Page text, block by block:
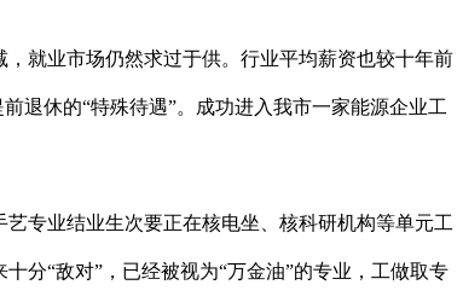
就业市场仍然求过于供。行业平均薪资也较十年前
退休的“特殊待遇”。成功进入我市一家能源企业工
专业结业生次要正在核电坐、核科研机构等单元工
分“敌对”，已经被视为“万金油”的专业，工做取专